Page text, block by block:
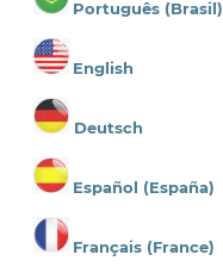
Português (Brasil)
English
Deutsch
Español (España)
Français (France)